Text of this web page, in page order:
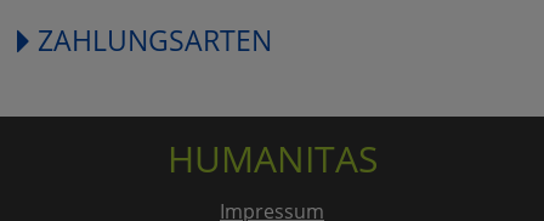
ZAHLUNGSARTEN
HUMANITAS
Impressum